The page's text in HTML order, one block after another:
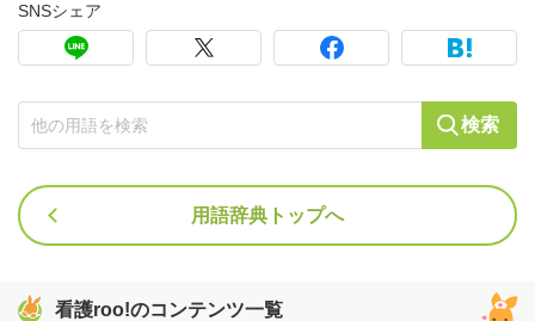
SNSシェア
検索
用語辞典トップへ
看護roo!のコンテンツ一覧